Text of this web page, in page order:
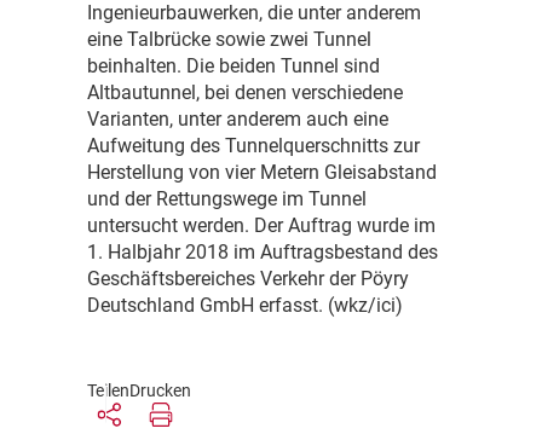
Ingenieurbauwerken, die unter anderem
eine Talbrücke sowie zwei Tunnel
beinhalten. Die beiden Tunnel sind
Altbautunnel, bei denen verschiedene
Varianten, unter anderem auch eine
Aufweitung des Tunnelquerschnitts zur
Herstellung von vier Metern Gleisabstand
und der Rettungswege im Tunnel
untersucht werden. Der Auftrag wurde im
1. Halbjahr 2018 im Auftragsbestand des
Geschäftsbereiches Verkehr der Pöyry
Deutschland GmbH erfasst. (wkz/ici)
TeilenDrucken